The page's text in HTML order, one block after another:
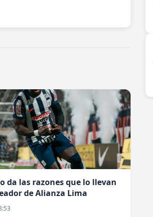
da las razones que lo llevan
de Alianza Lima